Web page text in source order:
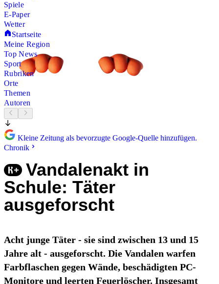
Spiele
E-Paper
Wetter
Startseite
Meine Region
Top News
Sport
Rubriken
Orte
Themen
Autoren
Kleine Zeitung als bevorzugte Google-Quelle hinzufügen.
Chronik
Vandalenakt in
Schule: Täter
ausgeforscht
Acht junge Täter - sie sind zwischen 13 und 15
Jahre alt - ausgeforscht. Die Vandalen warfen
Farbflaschen gegen Wände, beschädigten PC-
Monitore und leerten Feuerlöscher. Insgesamt